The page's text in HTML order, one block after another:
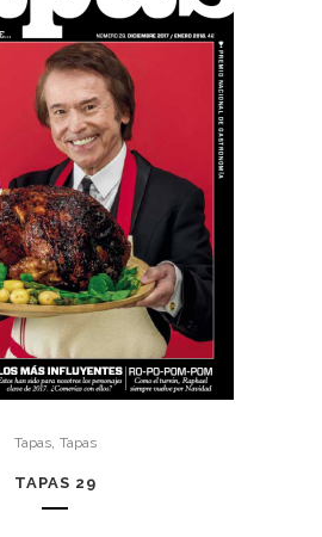
Tapas, Tapas
TAPAS 29